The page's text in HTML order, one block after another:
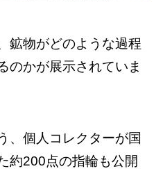
鉱物がどのような過程
のかが展示されていま
、個人コレクターが国
約200点の指輪も公開